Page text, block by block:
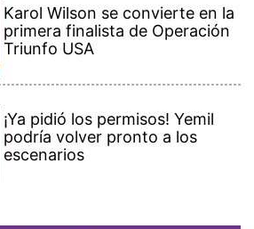
Karol Wilson se convierte en la
primera finalista de Operación
Triunfo USA
¡Ya pidió los permisos! Yemil
podría volver pronto a los
escenarios